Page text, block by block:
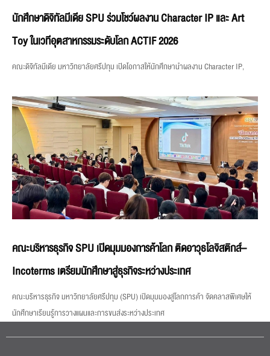
นักศึกษาดิจิทัลมีเดีย SPU ร่วมโชว์ผลงาน Character IP และ Art
Toy ในเวทีอุตสาหกรรมระดับโลก ACTIF 2026
คณะดิจิทัลมีเดีย มหาวิทยาลัยศรีปทุม เปิดโอกาสให้นักศึกษานำผลงาน Character IP,
คณะบริหารธุรกิจ SPU เปิดมุมมองการค้าโลก ติดอาวุธโลจิสติกส์–
Incoterms เตรียมนักศึกษาสู่ธุรกิจระหว่างประเทศ
คณะบริหารธุรกิจ มหาวิทยาลัยศรีปทุม (SPU) เปิดมุมมองสู่โลกการค้า จัดคลาสพิเศษให้
นักศึกษาเรียนรู้การวางแผนและการขนส่งระหว่างประเทศ